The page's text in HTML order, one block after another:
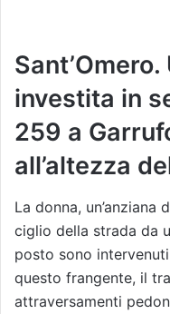
investita in
259 a
all’altezza
La donna,
ciglio della strada da
posto sono
questo frangente, il
attraversamenti